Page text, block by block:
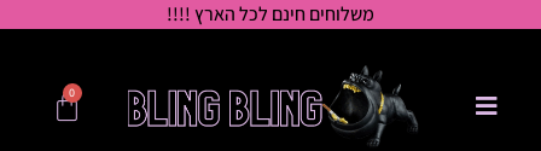
משלוחים חינם לכל הארץ !!!!
0